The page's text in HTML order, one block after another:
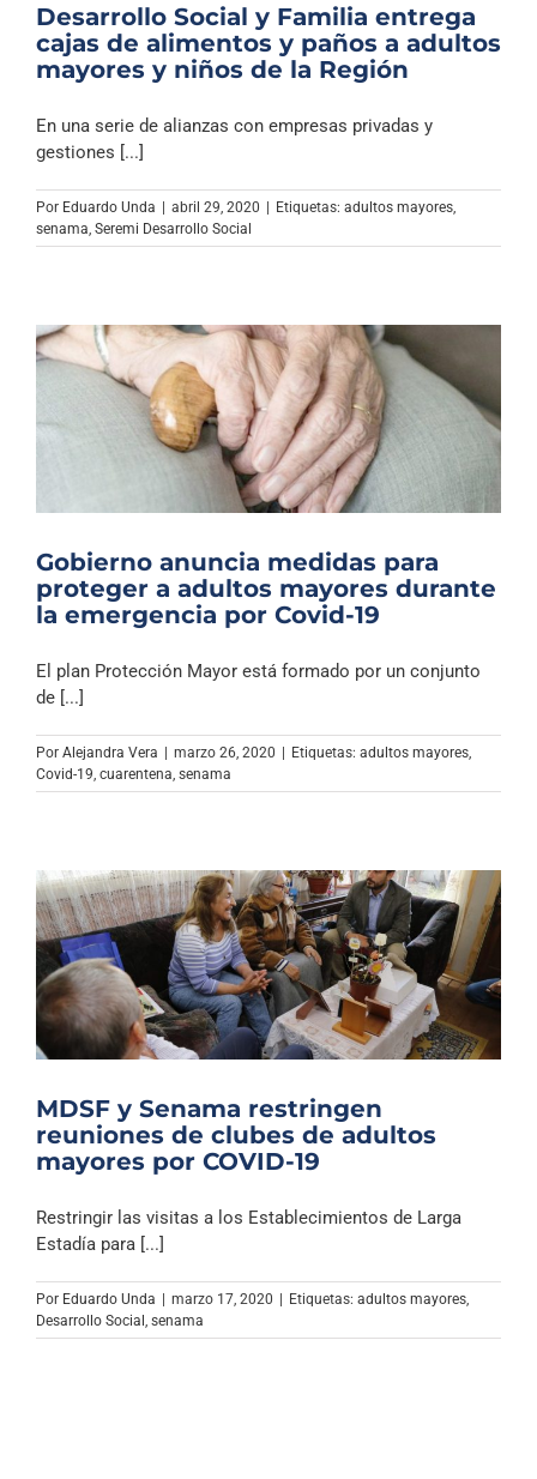
Desarrollo Social y Familia entrega
cajas de alimentos y paños a adultos
mayores y niños de la Región
En una serie de alianzas con empresas privadas y
gestiones [...]
Por Eduardo Unda | abril 29, 2020 | Etiquetas: adultos mayores
senama Seremi Desarrollo Social
Gobierno anuncia medidas para
proteger a adultos mayores durante
la emergencia por Covid-19
El plan Protección Mayor está formado por un conjunto
de [...]
Por Alejandra Vera marzo 26, 2020 Etiquetas: adultos mayores,
Covid-19, cuarentena, senama
MDSF y Senama restringen
reuniones de clubes de adultos
mayores por COVID-19
Restringir las visitas a los Establecimientos de Larga
Estadía para [...]
Por Eduardo Unda marzo 17, 2020 Etiquetas: adultos mayores,
Desarrollo Social , senama